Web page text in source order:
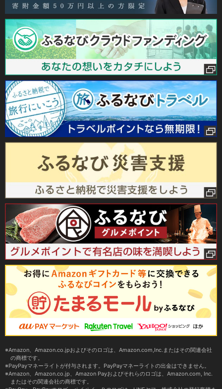
Amazon、Amazon.co.jpおよびそのロゴは、Amazon.com,Inc.またはその関連会社
の商標です。
PayPayマネーライトが付与されます。PayPayマネーライトの出金はできません。
Amazon、Amazon.co.jp、Amazon Payおよびそれらのロゴは、Amazon.com, Inc.
またはその関連会社の商標です。